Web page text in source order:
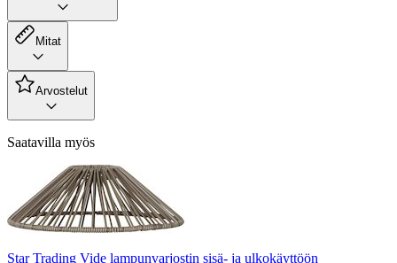
Mitat
Arvostelut
Saatavilla myös
Star Trading Vide lampunvarjostin sisä- ja ulkokäyttöön